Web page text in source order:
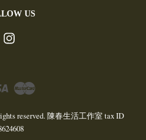
US
Visa
reserved. 陳春生活工作室 tax ID